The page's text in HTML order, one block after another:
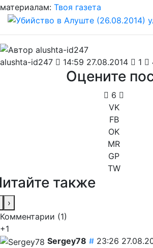
материалам: Твоя газета
alushta-id247 14:59 27.08.2014 1
Оцените
6
VK
FB
OK
MR
GP
TW
также
›
Комментарии (1)
+1
Sergey78 # 23:26